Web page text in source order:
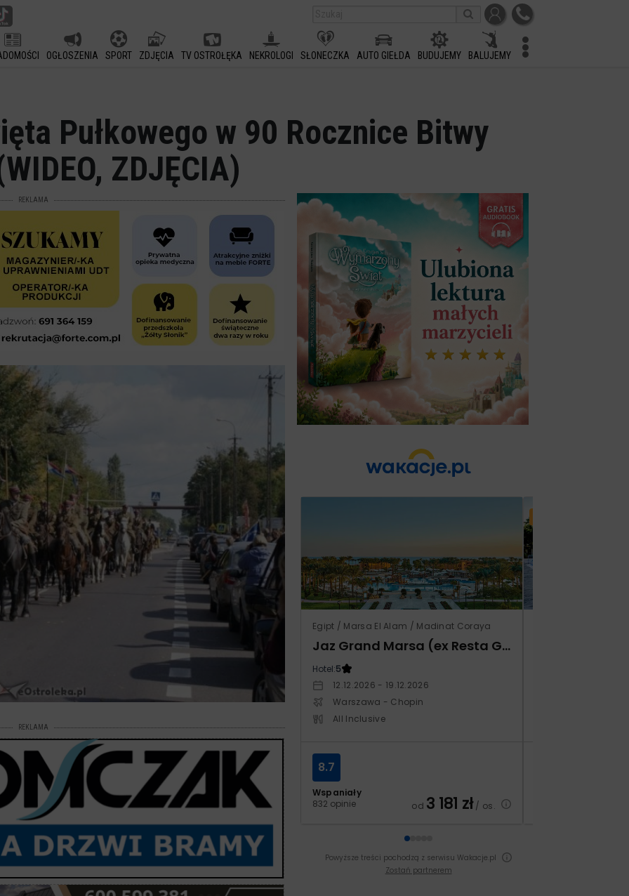
OGŁOSZENIA SPORT ZDJĘCIA TV OSTROŁĘKA NEKROLOGI SŁONECZKA AUTO GIEŁDA BUDUJEMY BALUJEMY
Pułkowego w 90 Rocznice Bitwy
ZDJĘCIA)
REKLAMA
REKLAMA
Egipt / Marsa El Alam / Madinat Coraya
Jaz Grand Marsa (ex Resta Grand Resort)
Hotel:5
12.12.2026 - 19.12.2026
Warszawa - Chopin
All Inclusive
Wspaniały
832 opinie
8.7
od 3 181 zł/ os.
Powyższe treści pochodzą z serwisu Wakacje.pl
Zostań partnerem